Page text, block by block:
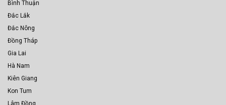
Bình Thuận
Đắc Lắk
Đắc Nông
Đồng Tháp
Gia Lai
Hà Nam
Kiên Giang
Kon Tum